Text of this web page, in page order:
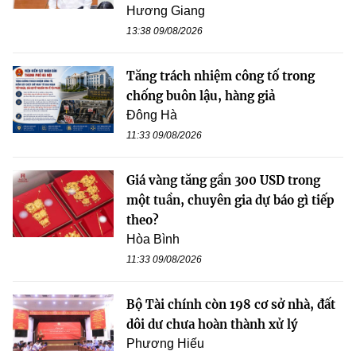
Hương Giang
13:38 09/08/2026
Tăng trách nhiệm công tố trong
chống buôn lậu, hàng giả
Đông Hà
11:33 09/08/2026
Giá vàng tăng gần 300 USD trong
một tuần, chuyên gia dự báo gì tiếp
theo?
Hòa Bình
11:33 09/08/2026
Bộ Tài chính còn 198 cơ sở nhà, đất
dôi dư chưa hoàn thành xử lý
Phương Hiếu